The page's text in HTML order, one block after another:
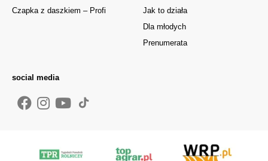
Jak to działa
Dla młodych
Prenumerata
Czapka z daszkiem – Profi
social media